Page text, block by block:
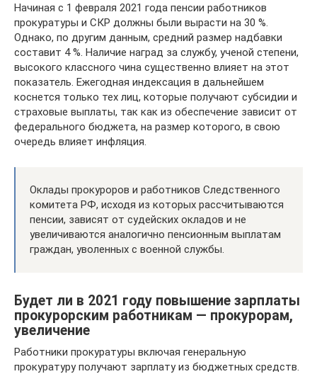
Начиная с 1 февраля 2021 года пенсии работников
прокуратуры и СКР должны были вырасти на 30 %.
Однако, по другим данным, средний размер надбавки
составит 4 %. Наличие наград за службу, ученой степени,
высокого классного чина существенно влияет на этот
показатель. Ежегодная индексация в дальнейшем
коснется только тех лиц, которые получают субсидии и
страховые выплаты, так как из обеспечение зависит от
федерального бюджета, на размер которого, в свою
очередь влияет инфляция.
Оклады прокуроров и работников Следственного
комитета РФ, исходя из которых рассчитываются
пенсии, зависят от судейских окладов и не
увеличиваются аналогично пенсионным выплатам
граждан, уволенных с военной службы.
Будет ли в 2021 году повышение зарплаты
прокурорским работникам — прокурорам,
увеличение
Работники прокуратуры включая генеральную
прокуратуру получают зарплату из бюджетных средств.